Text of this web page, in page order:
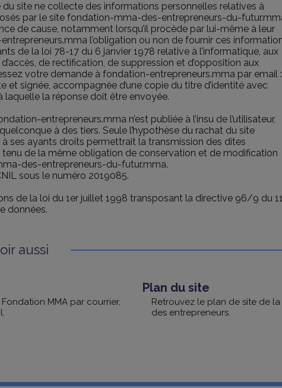
site ne collecte des informations personnelles relatives à
par le site fondation-mma-des-entrepreneurs-du-
de cause, notamment lorsqu’il procède par lui-même à leur
l’obligation ou non de fournir ces
de la loi 78-17 du 6 janvier 1978 relative à l’informatique, aux
de rectification, de suppression et d’opposition aux
votre demande à fondation-entrepreneurs.mma par email :
signée, accompagnée d’une copie du titre d’identité avec
laquelle la réponse doit être envoyée.
entrepreneurs.mma n’est publiée à l’insu de l’utilisateur,
à des tiers. Seule l’hypothèse du rachat du site
ses ayants droits permettrait la transmission des dites
de la même obligation de conservation et de modification
des-entrepreneurs-du-futur.mma.
sous le numéro 2019085.
de la loi du 1er juillet 1998 transposant la directive 96/9 du 11
données.
aussi
MMA par courrier,
Plan du site
Retrouvez le plan de site de
des entrepreneurs.